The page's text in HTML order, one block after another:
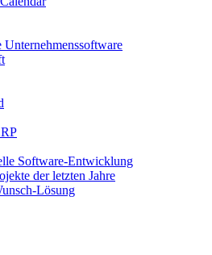
Unternehmenssoftware
Software-Entwicklung
der letzten Jahre
Lösung